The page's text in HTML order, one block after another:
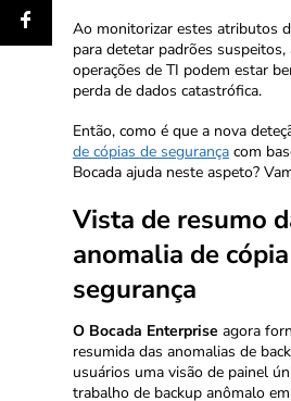
Ao monitorizar estes atributos
para detetar padrões suspeitos,
operações de TI podem estar
perda de dados catastrófica.
Então, como é que a nova
de cópias de segurançacom
Bocada ajuda neste aspeto?
Vista de resumo
anomalia de
segurança
O Bocada Enterpriseagora
resumida das anomalias de
usuários uma visão de painel
trabalho de backup anômalo